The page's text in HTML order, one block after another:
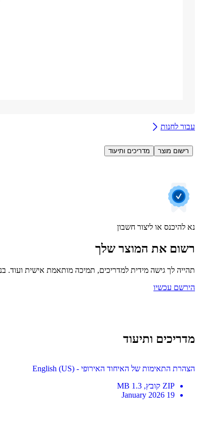
עבור לחנות
רישום מוצר מדריכים ותיעוד
נא להיכנס או ליצור חשבון
רשום את המוצר שלך
תהייה לך גישה מידית למדריכים, תמיכה מותאמת אישית ועוד.
הירשם עכשיו
מדריכים ותיעוד
הצהרת התאימות של האיחוד האירופי - English (US)
ZIP קובץ, 1.3 MB
19 January 2026